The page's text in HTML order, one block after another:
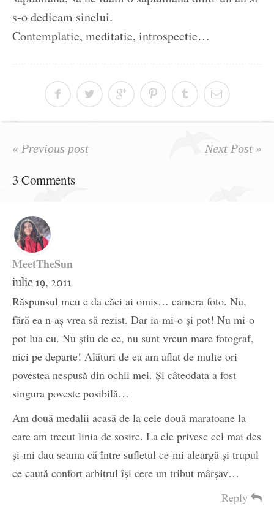
s-o dedicam sinelui.
Contemplatie, meditatie, introspectie…
« Previous post Next Post »
3 Comments
MeetTheSun
iulie 19, 2011
Răspunsul meu e da căci ai omis… camera foto. Nu,
fără ea n-aş vrea să rezist. Dar ia-mi-o şi pot! Nu mi-o
pot lua eu. Nu ştiu de ce, nu sunt vreun mare fotograf,
nici pe departe! Alături de ea am aflat de multe ori
povestea nespusă din ochii mei. Şi câteodata a fost
singura poveste posibilă…
Am două medalii acasă de la cele două maratoane la
care am trecut linia de sosire. La ele privesc cel mai des
şi-mi dau seama că între sufletul ce-mi aleargă şi trupul
ce caută confort arbitrul îşi cere un tribut mârşav…
Reply